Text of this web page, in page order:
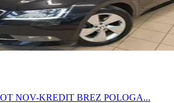
NOV-KREDIT BREZ POLOGA...